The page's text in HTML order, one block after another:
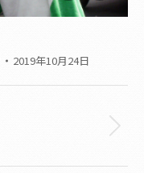
2019年10月24日